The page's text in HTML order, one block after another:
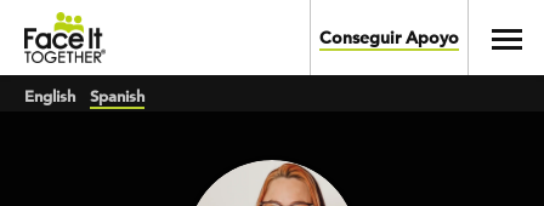
Skip to main content
Conseguir Apoyo
English Spanish